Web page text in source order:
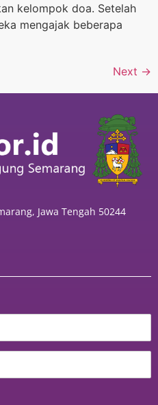
kelompok doa. Setelah
mengajak beberapa
Next →
Jawa Tengah 50244